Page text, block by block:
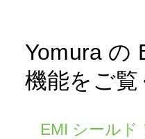
Yomura の
機能をご覧
EMI シールド